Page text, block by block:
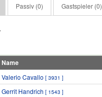
Passiv (0) Gastspieler (0)
Name
Valerio Cavallo [ 3931 ]
Gerrit Handrich [ 1543 ]